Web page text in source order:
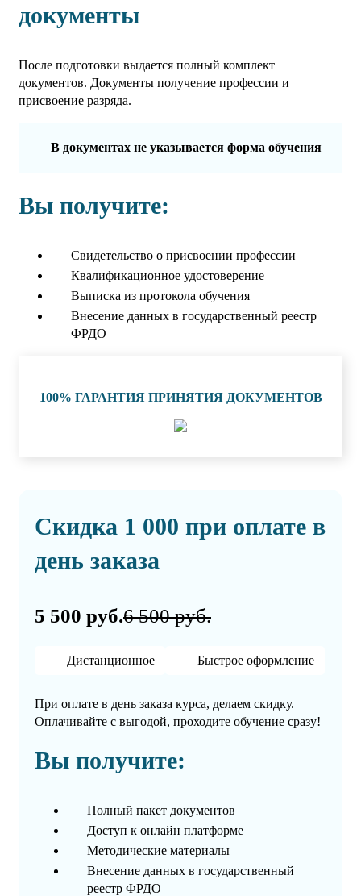
документы
После подготовки выдается полный комплект
документов. Документы получение профессии и
присвоение разряда.
В документах не указывается форма обучения
Вы получите:
Свидетельство о присвоении профессии
Квалификационное удостоверение
Выписка из протокола обучения
Внесение данных в государственный реестр
ФРДО
100% ГАРАНТИЯ ПРИНЯТИЯ ДОКУМЕНТОВ
Скидка 1 000 при оплате в
день заказа
5 500 руб.6 500 руб.
Дистанционное Быстрое оформление
При оплате в день заказа курса, делаем скидку.
Оплачивайте с выгодой, проходите обучение сразу!
Вы получите:
Полный пакет документов
Доступ к онлайн платформе
Методические материалы
Внесение данных в государственный
реестр ФРДО